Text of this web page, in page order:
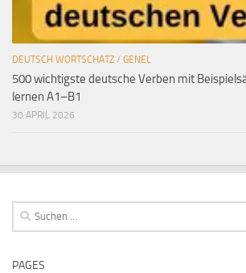
DEUTSCH WORTSCHATZ / GENEL
500 wichtigste deutsche Verben mit
lernen A1–B1
30 APRIL 2026
Suchen
nach:
PAGES